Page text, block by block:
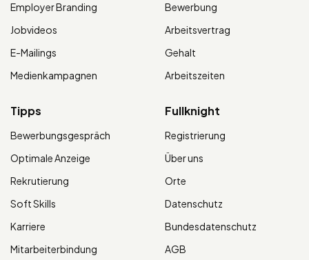
Employer Branding
Jobvideos
E-Mailings
Medienkampagnen
Bewerbung
Arbeitsvertrag
Gehalt
Arbeitszeiten
Tipps
Bewerbungsgespräch
Optimale Anzeige
Rekrutierung
Soft Skills
Karriere
Mitarbeiterbindung
Fullknight
Registrierung
Über uns
Orte
Datenschutz
Bundesdatenschutz
AGB